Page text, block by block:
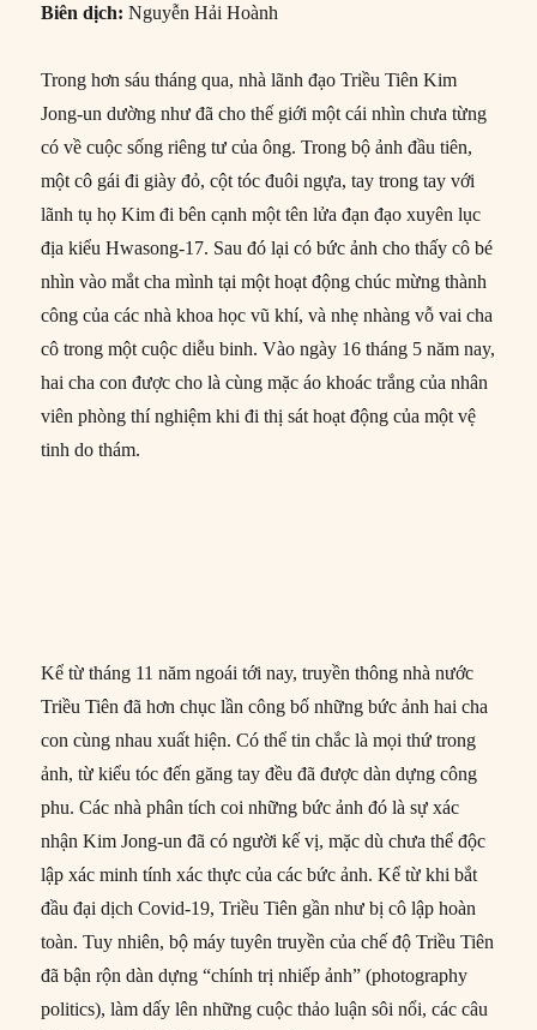
Biên dịch: Nguyễn Hải Hoành
Trong hơn sáu tháng qua, nhà lãnh đạo Triều Tiên Kim
Jong-un dường như đã cho thế giới một cái nhìn chưa từng
có về cuộc sống riêng tư của ông. Trong bộ ảnh đầu tiên,
một cô gái đi giày đỏ, cột tóc đuôi ngựa, tay trong tay với
lãnh tụ họ Kim đi bên cạnh một tên lửa đạn đạo xuyên lục
địa kiểu Hwasong-17. Sau đó lại có bức ảnh cho thấy cô bé
nhìn vào mắt cha mình tại một hoạt động chúc mừng thành
công của các nhà khoa học vũ khí, và nhẹ nhàng vỗ vai cha
cô trong một cuộc diễu binh. Vào ngày 16 tháng 5 năm nay,
hai cha con được cho là cùng mặc áo khoác trắng của nhân
viên phòng thí nghiệm khi đi thị sát hoạt động của một vệ
tinh do thám.
Kể từ tháng 11 năm ngoái tới nay, truyền thông nhà nước
Triều Tiên đã hơn chục lần công bố những bức ảnh hai cha
con cùng nhau xuất hiện. Có thể tin chắc là mọi thứ trong
ảnh, từ kiểu tóc đến găng tay đều đã được dàn dựng công
phu. Các nhà phân tích coi những bức ảnh đó là sự xác
nhận Kim Jong-un đã có người kế vị, mặc dù chưa thể độc
lập xác minh tính xác thực của các bức ảnh. Kể từ khi bắt
đầu đại dịch Covid-19, Triều Tiên gần như bị cô lập hoàn
toàn. Tuy nhiên, bộ máy tuyên truyền của chế độ Triều Tiên
đã bận rộn dàn dựng “chính trị nhiếp ảnh” (photography
politics), làm dấy lên những cuộc thảo luận sôi nổi, các câu